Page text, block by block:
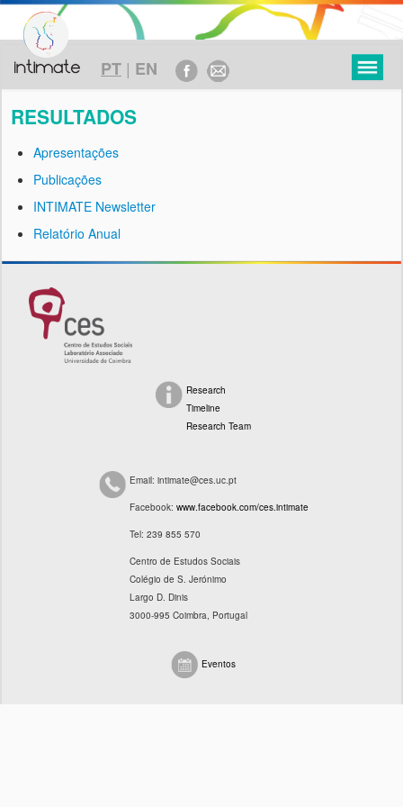
PT | EN
PROJETO
ENQUADRAMENTO TEÓRICO
METODOLOGIA
TIMELINE
FINANCIAMENTO
INSTITUIÇÃO DE ACOLHIMENTO
IMAGEM E DESIGN
ATIVIDADES
RESULTADOS
Apresentações
Publicações
INTIMATE Newsletter
Relatório Anual
Research
Timeline
Research Team
Email: intimate@ces.uc.pt
Facebook: www.facebook.com/ces.intimate
Tel: 239 855 570
Centro de Estudos Sociais
Colégio de S. Jerónimo
Largo D. Dinis
3000-995 Coimbra, Portugal
Eventos